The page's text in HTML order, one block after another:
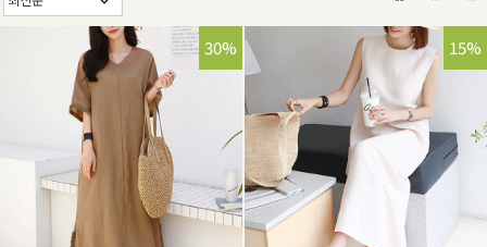
30% 15%